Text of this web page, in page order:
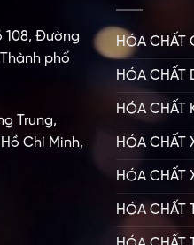
108, Đường
phố
Trung,
Chí Minh,
HÓA CHẤT
HÓA CHẤT
HÓA CHẤT
HÓA CHẤT
HÓA CHẤT
HÓA CHẤT